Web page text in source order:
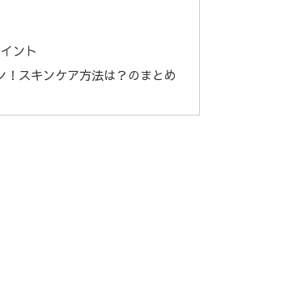
ント
スキンケア方法は？のまとめ